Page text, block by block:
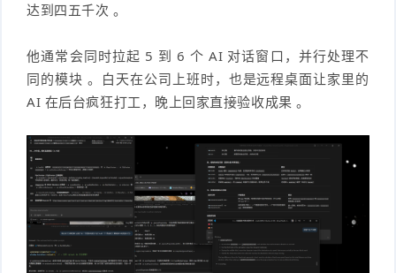
达到四五千次 。
他通常会同时拉起 5 到 6 个 AI 对话窗口，并行处理不
同的模块 。白天在公司上班时，也是远程桌面让家里的
AI 在后台疯狂打工，晚上回家直接验收成果 。